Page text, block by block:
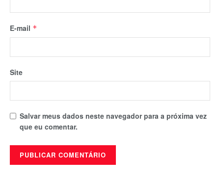
E-mail *
Site
Salvar meus dados neste navegador para a próxima vez
que eu comentar.